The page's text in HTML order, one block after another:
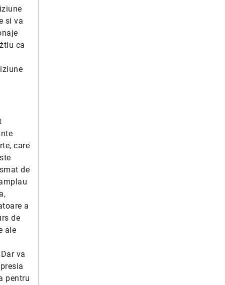
si va
ca
care
de
a
de
ale
va
pentru